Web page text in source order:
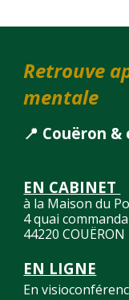
Retrouve
mentale
📍 Couëron &
EN CABINET
à la Maison du
4 quai
44220 COUËRON
EN LIGNE
En